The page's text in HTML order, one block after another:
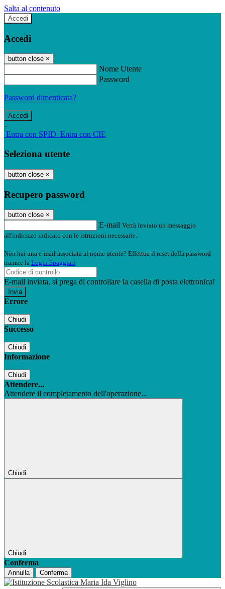
Salta al contenuto
Accedi
Accedi
button close ×
Nome Utente
Password
Password dimenticata?
-
Entra con SPID Entra con CIE
Seleziona utente
button close ×
Recupero password
button close ×
E-mail Verrà inviato un messaggio
all'indirizzo indicato con le istruzioni necessarie.
Non hai una e-mail associata al nome utente? Effettua il reset della password
tramite la Login Spaggiari
E-mail inviata, si prega di controllare la casella di posta elettronica!
Errore
Chiudi
Successo
Chiudi
Informazione
Chiudi
Attendere...
Attendere il completamento dell'operazione...
Chiudi
Chiudi
Conferma
Annulla Conferma